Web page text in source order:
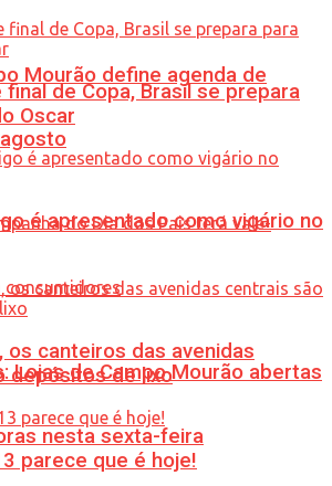
Mourão define agenda de
Lojas de Campo Mourão abertas
nesta sexta-feira
final de Copa, Brasil se prepara
Oscar
é apresentado como vigário no
os canteiros das avenidas
depósitos de lixo
parece que é hoje!